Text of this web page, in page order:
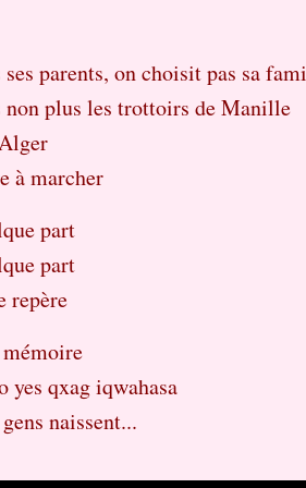
parents, on choisit pas sa
non plus les trottoirs de Manille
à marcher
part
part
repère
yes qxag iqwahasa
naissent...